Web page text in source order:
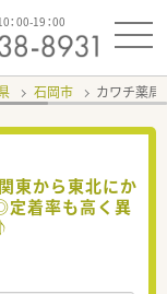
：00-19：00
石岡市 カワチ薬
東から東北にか
定着率も高く異